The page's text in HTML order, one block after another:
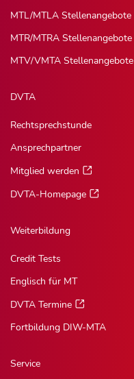
MTL/MTLA Stellenangebote
MTR/MTRA Stellenangebote
MTV/VMTA Stellenangebote
DVTA
Rechtsprechstunde
Ansprechpartner
Mitglied werden
DVTA-Homepage
Weiterbildung
Credit Tests
Englisch für MT
DVTA Termine
Fortbildung DIW-MTA
Service